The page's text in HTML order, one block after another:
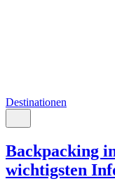
Destinationen
Backpacking
wichtigsten